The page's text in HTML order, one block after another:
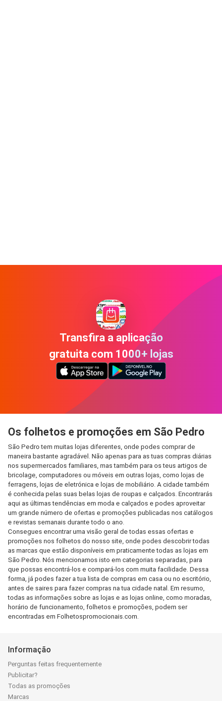
Transfira a aplicação
gratuita com 1000+ lojas
Os folhetos e promoções em São Pedro
São Pedro tem muitas lojas diferentes, onde podes comprar de
maneira bastante agradável. Não apenas para as tuas compras diárias
nos supermercados familiares, mas também para os teus artigos de
bricolage, computadores ou móveis em outras lojas, como lojas de
ferragens, lojas de eletrónica e lojas de mobiliário. A cidade também
é conhecida pelas suas belas lojas de roupas e calçados. Encontrarás
aqui as últimas tendências em moda e calçados e podes aproveitar
um grande número de ofertas e promoções publicadas nos catálogos
e revistas semanais durante todo o ano.
Consegues encontrar uma visão geral de todas essas ofertas e
promoções nos folhetos do nosso site, onde podes descobrir todas
as marcas que estão disponíveis em praticamente todas as lojas em
São Pedro. Nós mencionamos isto em categorias separadas, para
que possas encontrá-los e compará-los com muita facilidade. Dessa
forma, já podes fazer a tua lista de compras em casa ou no escritório,
antes de saires para fazer compras na tua cidade natal. Em resumo,
todas as informações sobre as lojas e as lojas online, como moradas,
horário de funcionamento, folhetos e promoções, podem ser
encontradas em Folhetospromocionais.com.
Informação
Perguntas feitas frequentemente
Publicitar?
Todas as promoções
Marcas